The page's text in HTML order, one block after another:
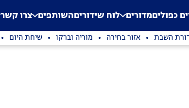
Application error: a
. כפוליםמדורים לוח שידוריםהשותפים צרו קשר
השבת אזור בחירה מוריה וברקו שיחת היום